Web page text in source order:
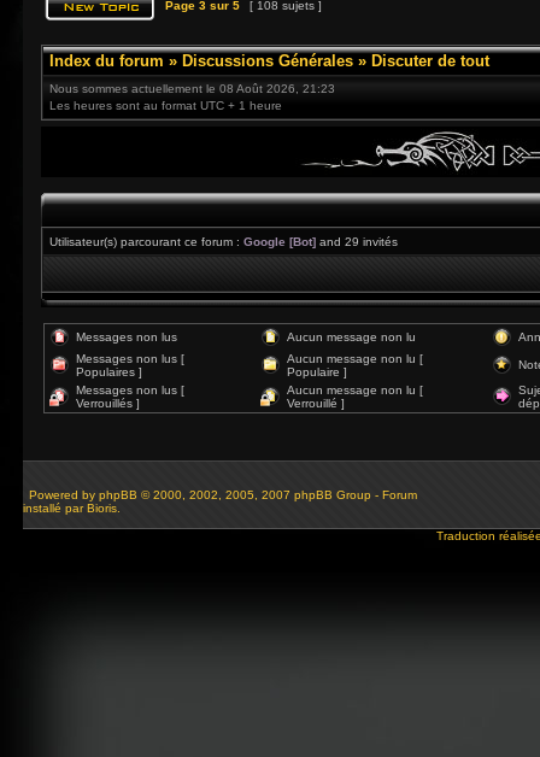
Page 3 sur 5 [ 108 sujets ]
Index du forum » Discussions Générales » Discuter de tout
Nous sommes actuellement le 08 Août 2026, 21:23
Les heures sont au format UTC + 1 heure
Utilisateur(s) parcourant ce forum : Google [Bot] and 29 invités
Messages non lus Aucun message non lu
Messages non lus [
Populaires ]
Aucun message non lu [
Populaire ]
Messages non lus [
Verrouillés ]
Aucun message non lu [
Verrouillé ]
Powered by phpBB © 2000, 2002, 2005, 2007 phpBB Group - Forum
installé par Bioris.
Traduction